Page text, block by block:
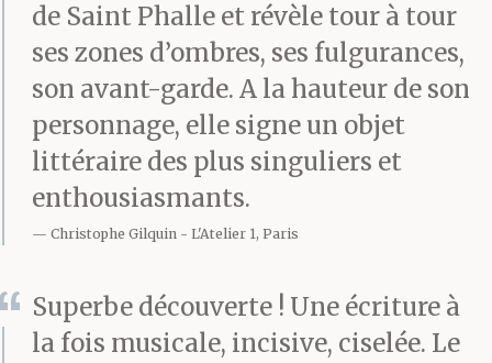
de Saint Phalle et révèle tour à tour
ses zones d’ombres, ses fulgurances,
son avant-garde. A la hauteur de son
personnage, elle signe un objet
littéraire des plus singuliers et
enthousiasmants.
Christophe Gilquin L'Atelier 1, Paris
Superbe découverte ! Une écriture à
la fois musicale, incisive, ciselée. Le